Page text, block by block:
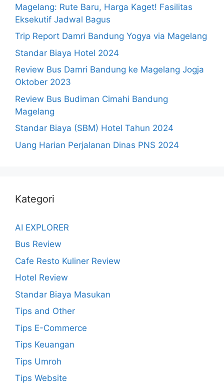
Magelang: Rute Baru, Harga Kaget! Fasilitas
Eksekutif Jadwal Bagus
Trip Report Damri Bandung Yogya via Magelang
Standar Biaya Hotel 2024
Review Bus Damri Bandung ke Magelang Jogja
Oktober 2023
Review Bus Budiman Cimahi Bandung
Magelang
Standar Biaya (SBM) Hotel Tahun 2024
Uang Harian Perjalanan Dinas PNS 2024
Kategori
AI EXPLORER
Bus Review
Cafe Resto Kuliner Review
Hotel Review
Standar Biaya Masukan
Tips and Other
Tips E-Commerce
Tips Keuangan
Tips Umroh
Tips Website